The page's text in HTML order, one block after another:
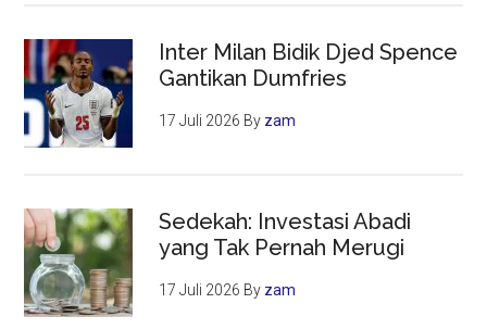
Inter Milan Bidik Djed Spence
Gantikan Dumfries
17 Juli 2026 By zam
Sedekah: Investasi Abadi
yang Tak Pernah Merugi
17 Juli 2026 By zam